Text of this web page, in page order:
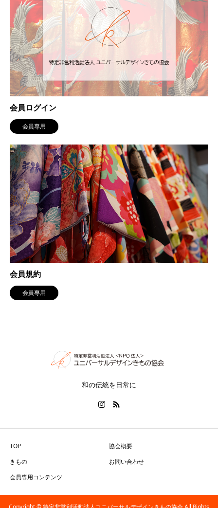
会員ログイン
会員専用
会員規約
会員専用
和の伝統を日常に
TOP
協会概要
きもの
お問い合わせ
会員専用コンテンツ